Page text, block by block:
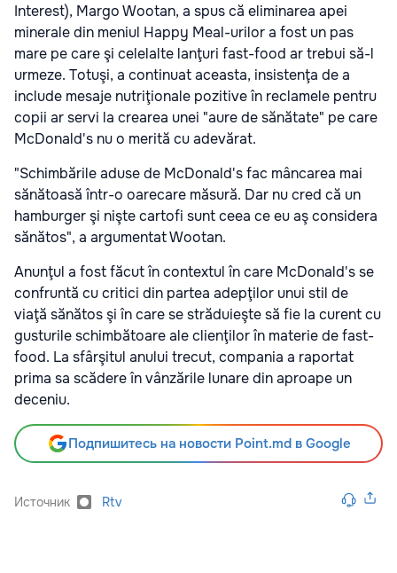
Interest), Margo Wootan, a spus că eliminarea apei
minerale din meniul Happy Meal-urilor a fost un pas
mare pe care şi celelalte lanţuri fast-food ar trebui să-l
urmeze. Totuşi, a continuat aceasta, insistenţa de a
include mesaje nutriţionale pozitive în reclamele pentru
copii ar servi la crearea unei "aure de sănătate" pe care
McDonald's nu o merită cu adevărat.
"Schimbările aduse de McDonald's fac mâncarea mai
sănătoasă într-o oarecare măsură. Dar nu cred că un
hamburger şi nişte cartofi sunt ceea ce eu aş considera
sănătos", a argumentat Wootan.
Anunţul a fost făcut în contextul în care McDonald's se
confruntă cu critici din partea adepţilor unui stil de
viaţă sănătos şi în care se străduieşte să fie la curent cu
gusturile schimbătoare ale clienţilor în materie de fast-
food. La sfârşitul anului trecut, compania a raportat
prima sa scădere în vânzările lunare din aproape un
deceniu.
Подпишитесь на новости Point.md в Google
Источник Rtv